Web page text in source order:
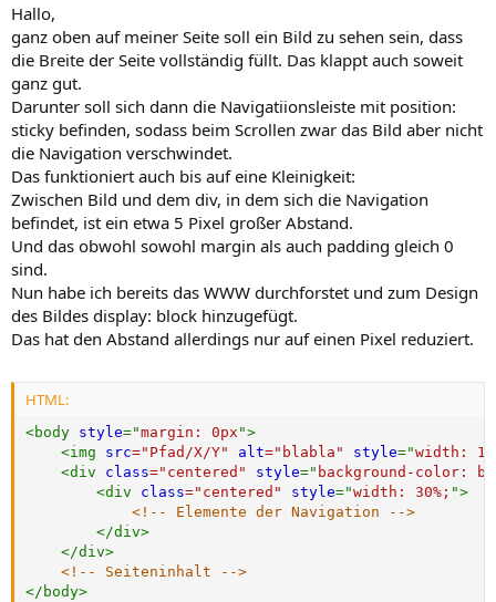
Hallo,
ganz oben auf meiner Seite soll ein Bild zu sehen sein, dass
die Breite der Seite vollständig füllt. Das klappt auch soweit
ganz gut.
Darunter soll sich dann die Navigatiionsleiste mit position:
sticky befinden, sodass beim Scrollen zwar das Bild aber nicht
die Navigation verschwindet.
Das funktioniert auch bis auf eine Kleinigkeit:
Zwischen Bild und dem div, in dem sich die Navigation
befindet, ist ein etwa 5 Pixel großer Abstand.
Und das obwohl sowohl margin als auch padding gleich 0
sind.
Nun habe ich bereits das WWW durchforstet und zum Design
des Bildes display: block hinzugefügt.
Das hat den Abstand allerdings nur auf einen Pixel reduziert.
HTML:
<body style="margin : 0px ">
<img src=" Pfad/X/Y" alt=" blabla " style="width :
<div class=" centered " style=" background-color :
<div class=" centered " style="width : 30% ; ">
<!-- Elemente der Navigation -->
</div>
</div>
<!-- Seiteninhalt -->
</ body>